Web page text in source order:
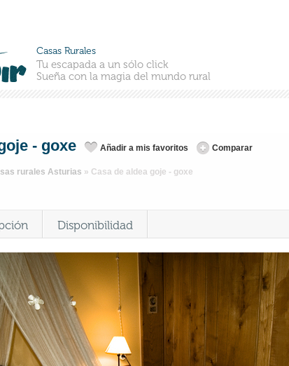
Casas Rurales
Tu escapada a un sólo click
Sueña con la magia del mundo rural
- goxe Añadir a mis favoritos Comparar
rurales Asturias » Casa de aldea goje - goxe
Disponibilidad